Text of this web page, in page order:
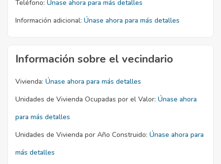
Teléfono: Únase ahora para más detalles
Información adicional: Únase ahora para más detalles
Información sobre el vecindario
Vivienda: Únase ahora para más detalles
Unidades de Vivienda Ocupadas por el Valor: Únase ahora
para más detalles
Unidades de Vivienda por Año Construido: Únase ahora para
más detalles